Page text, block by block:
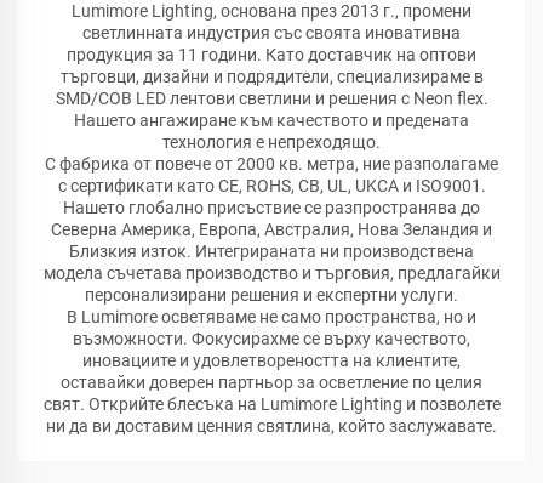
Lumimore Lighting, основана през 2013 г., промени
светлинната индустрия със своята иновативна
продукция за 11 години. Като доставчик на оптови
търговци, дизайни и подрядители, специализираме в
SMD/COB LED лентови светлини и решения с Neon flex.
Нашето ангажиране към качеството и предената
технология е непреходящо.
С фабрика от повече от 2000 кв. метра, ние разполагаме
с сертификати като CE, ROHS, CB, UL, UKCA и ISO9001.
Нашето глобално присъствие се разпространява до
Северна Америка, Европа, Австралия, Нова Зеландия и
Близкия изток. Интегрираната ни производствена
модела съчетава производство и търговия, предлагайки
персонализирани решения и експертни услуги.
В Lumimore осветяваме не само пространства, но и
възможности. Фокусирахме се върху качеството,
иновациите и удовлетвореността на клиентите,
оставайки доверен партньор за осветление по целия
свят. Открийте блесъка на Lumimore Lighting и позволете
ни да ви доставим ценния святлина, който заслужавате.